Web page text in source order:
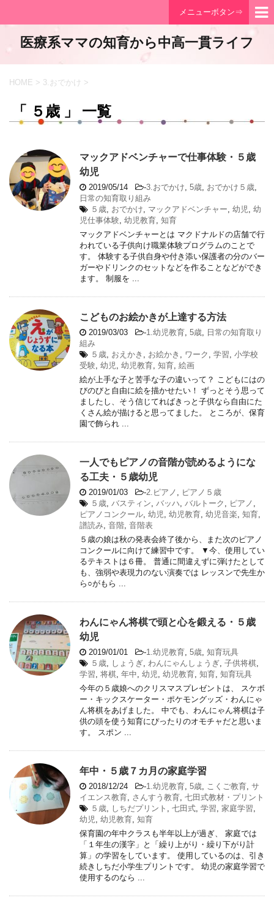
メニューボタン⇒
医療系ママの知育から中高一貫ライフ
HOME > 3.おでかけ >
「 ５歳 」 一覧
マックアドベンチャーで仕事体験・５歳
幼児
2019/05/14 -3.おでかけ, 5歳, おでかけ５歳,
日常の知育取り組み
５歳, おでかけ, マックアドベンチャー, 幼児, 幼
児仕事体験, 幼児教育, 知育
マックアドベンチャーとは マクドナルドの店舗で行
われている子供向け職業体験プログラムのことで
す。 体験する子供自身や付き添い保護者の分のバー
ガーやドリンクのセットなどを作ることなどができ
ます。 制服を ...
こどものお絵かきが上達する方法
2019/03/03 -1.幼児教育, 5歳, 日常の知育取り
組み
５歳, おえかき , お絵かき , ワーク , 学習, 小学校
受験, 幼児, 幼児教育, 知育, 絵画
絵が上手な子と苦手な子の違いって？ こどもにはの
びのびと自由に絵を描かせたい！ ずっとそう思って
ましたし、そう信じてればきっと子供なら自由にた
くさん絵が描けると思ってました。 ところが、保育
園で飾られ ...
一人でもピアノの音階が読めるようにな
る工夫・５歳幼児
2019/01/03 -2.ピアノ , ピアノ５歳
５歳, バスティン, バッハ, バルトーク , ピアノ ,
ピアノコンクール, 幼児, 幼児教育, 幼児音楽, 知育,
譜読み, 音階, 音階表
５歳の娘は秋の発表会終了後から、また次のピアノ
コンクールに向けて練習中です。 ▼今、使用してい
るテキストは６冊。 普通に間違えずに弾けたとして
も、強弱や表現力のない演奏では レッスンで先生か
ら○がもら ...
わんにゃん将棋で頭と心を鍛える・５歳
幼児
2019/01/01 -1.幼児教育, 5歳, 知育玩具
５歳, しょうぎ, わんにゃんしょうぎ, 子供将棋,
学習, 将棋, 年中, 幼児, 幼児教育, 知育, 知育玩具
今年の５歳娘へのクリスマスプレゼントは、 スケボ
ー・キックスケーター・ポケモングッズ・わんにゃ
ん将棋をあげました。 中でも、わんにゃん将棋は子
供の頭を使う知育にぴったりのオモチャだと思いま
す。 スポン ...
年中・５歳７カ月の家庭学習
2018/12/24 -1.幼児教育, 5歳, こくご教育, サ
イエンス教育, さんすう教育, 七田式教材・プリント
５歳, しちだプリント , 七田式, 学習, 家庭学習,
幼児, 幼児教育, 知育
保育園の年中クラスも半年以上が過ぎ、 家庭では
「１年生の漢字」と「繰り上がり・繰り下がり計
算」の学習をしています。 使用しているのは、引き
続きしちだ小学生プリントです。 幼児の家庭学習で
使用するのなら ...